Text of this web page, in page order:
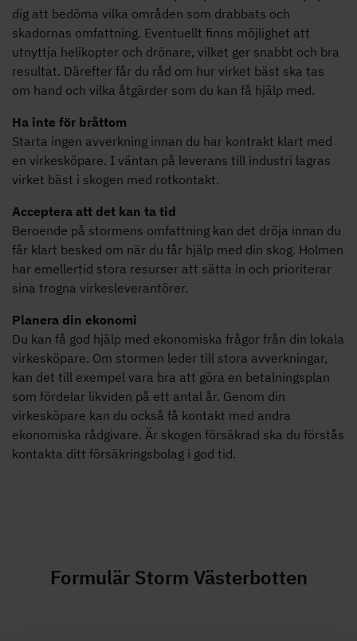
dig att bedöma vilka områden som drabbats och
skadornas omfattning. Eventuellt finns möjlighet att
utnyttja helikopter och drönare, vilket ger snabbt och bra
resultat. Därefter får du råd om hur virket bäst ska tas
om hand och vilka åtgärder som du kan få hjälp med.
Ha inte för bråttom
Starta ingen avverkning innan du har kontrakt klart med
en virkesköpare. I väntan på leverans till industri lagras
virket bäst i skogen med rotkontakt.
Acceptera att det kan ta tid
Beroende på stormens omfattning kan det dröja innan du
får klart besked om när du får hjälp med din skog. Holmen
har emellertid stora resurser att sätta in och prioriterar
sina trogna virkesleverantörer.
Planera din ekonomi
Du kan få god hjälp med ekonomiska frågor från din lokala
virkesköpare. Om stormen leder till stora avverkningar,
kan det till exempel vara bra att göra en betalningsplan
som fördelar likviden på ett antal år. Genom din
virkesköpare kan du också få kontakt med andra
ekonomiska rådgivare. Är skogen försäkrad ska du förstås
kontakta ditt försäkringsbolag i god tid.
Formulär Storm Västerbotten